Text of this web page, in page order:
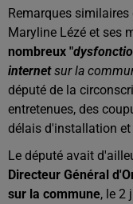
Remarques
Maryline Lézé et ses
nombreux "
internetsur la
député de la
entretenues, des
délais d'installation
Le député avait
Directeur Général
sur la commune, le 2